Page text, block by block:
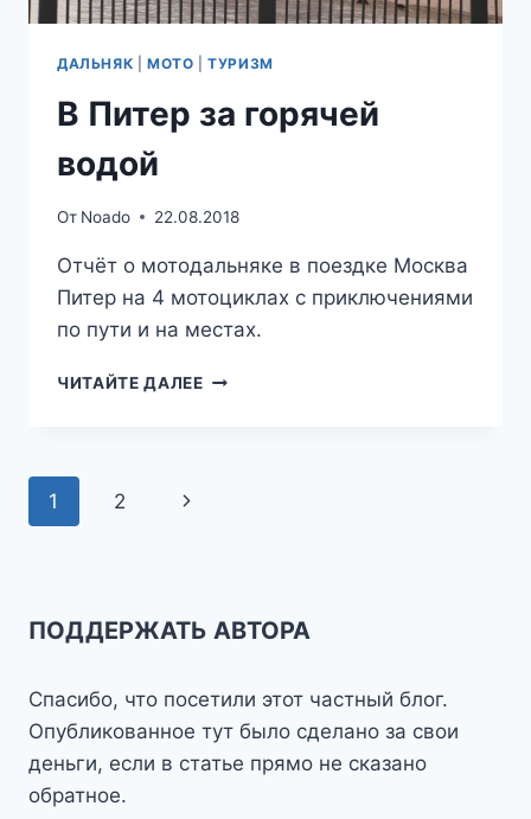
ДАЛЬНЯК МОТО |ТУРИЗМ
В Питер за горячей
водой
От Noado 22.08.2018
Отчёт о мотодальняке в поездке Москва
Питер на 4 мотоциклах с приключениями
по пути и на местах.
ЧИТАЙТЕ ДАЛЕЕВ
Навигация
1 2
Следующая
ПОДДЕРЖАТЬ АВТОРА
Спасибо, что посетили этот частный блог.
Опубликованное тут было сделано за свои
деньги, если в статье прямо не сказано
обратное.